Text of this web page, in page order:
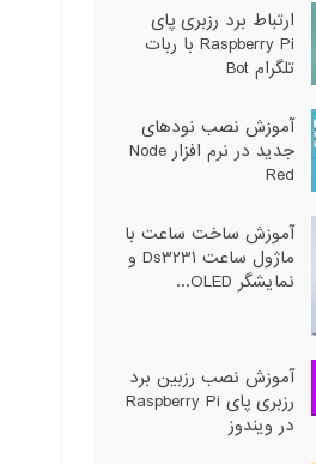
ارتباط برد رزبری پای
Raspberry Pi با ربات
تلگرام Bot
آموزش نصب نودهای
جدید در نرم افزار Node
Red
آموزش ساخت ساعت با
ماژول ساعت Ds3231 و
نمایشگر OLED...
آموزش نصب رزبین برد
رزبری پای Raspberry Pi
در ویندوز